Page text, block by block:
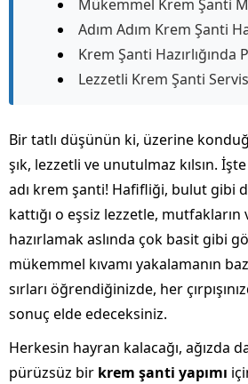
Mükemmel Krem Şanti
Adım Adım Krem Şanti
Krem Şanti Hazırlığında
Lezzetli Krem Şanti
Bir tatlı düşünün ki, üzerine
şık, lezzetli ve unutulmaz kılsın.
adı krem şanti! Hafifliği, bulut gibi
kattığı o eşsiz lezzetle,
hazırlamak aslında çok basit gibi
mükemmel kıvamı yakalamanın
sırları öğrendiğinizde, her
sonuç elde edeceksiniz.
Herkesin hayran kalacağı, ağızda
pürüzsüz bir krem şanti yapımı